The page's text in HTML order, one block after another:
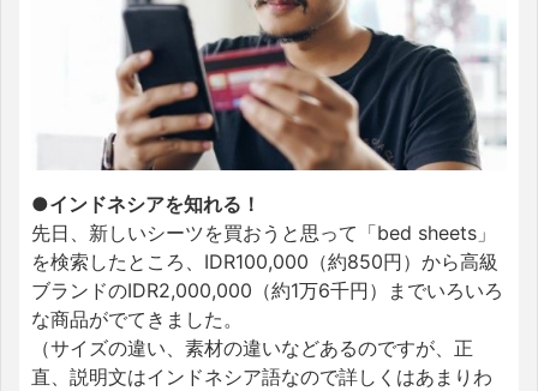
●インドネシアを知れる！
先日、新しいシーツを買おうと思って「bed sheets」
を検索したところ、IDR100,000（約850円）から高級
ブランドのIDR2,000,000（約1万6千円）までいろいろ
な商品がでてきました。
（サイズの違い、素材の違いなどあるのですが、正
直、説明文はインドネシア語なので詳しくはあまりわ